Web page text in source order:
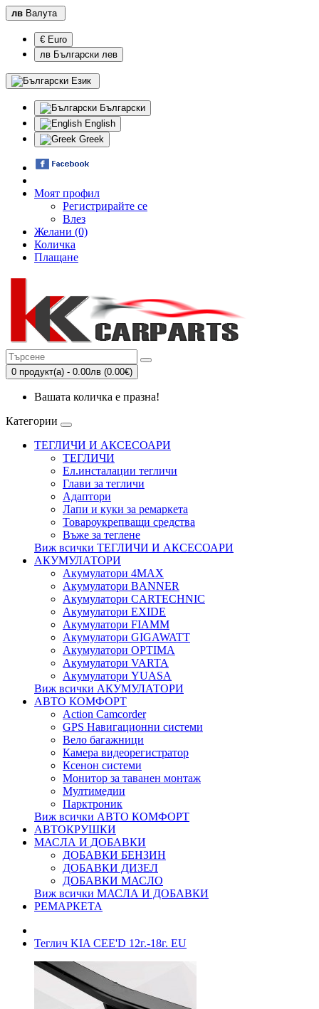
лв Валута
€ Euro
лв Български лев
Език
Български
English
Greek
Моят профил
Регистрирайте се
Влез
Желани (0)
Количка
Плащане
0 продукт(а) - 0.00лв (0.00€)
Вашата количка е празна!
Категории
ТЕГЛИЧИ И АКСЕСОАРИ
ТЕГЛИЧИ
Eл.инсталации тегличи
Глави за тегличи
Адаптори
Лапи и куки за ремаркета
Товароукрепващи средства
Въже за теглене
Виж всички ТЕГЛИЧИ И АКСЕСОАРИ
АКУМУЛАТОРИ
Акумулатори 4MAX
Акумулатори BANNER
Акумулатори CARTECHNIC
Акумулатори EXIDE
Акумулатори FIAMM
Акумулатори GIGAWATT
Акумулатори OPTIMA
Акумулатори VARTA
Акумулатори YUASA
Виж всички АКУМУЛАТОРИ
АВТО КОМФОРТ
Action Camcorder
GPS Навигационни системи
Вело багажници
Камера видеорегистратор
Ксенон системи
Монитор за таванен монтаж
Мултимедии
Парктроник
Виж всички АВТО КОМФОРТ
АВТОКРУШКИ
МАСЛА И ДОБАВКИ
ДОБАВКИ БЕНЗИН
ДОБАВКИ ДИЗЕЛ
ДОБАВКИ МАСЛО
Виж всички МАСЛА И ДОБАВКИ
РЕМАРКЕТА
Теглич KIA CEE'D 12г.-18г. EU